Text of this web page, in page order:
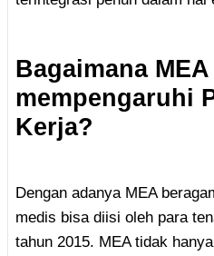
Bagaimana MEA
mempengaruhi
Kerja?
Dengan adanya MEA
medis bisa diisi oleh para
tahun 2015. MEA tidak